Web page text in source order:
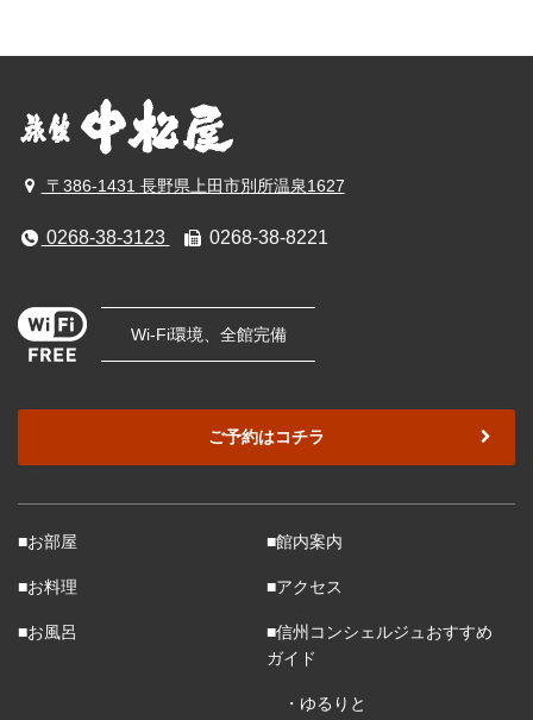
〒386-1431 長野県上田市別所温泉1627
0268-38-3123 0268-38-8221
Wi-Fi環境、全館完備
ご予約はコチラ
■お部屋
■お料理
■お風呂
■館内案内
■アクセス
■信州コンシェルジュおすすめ
ガイド
・ゆるりと